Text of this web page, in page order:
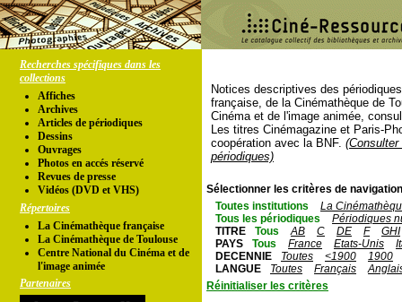
Recherches spécifiques dans les
collections
Affiches
Archives
Articles de périodiques
Dessins
Ouvrages
Photos en accés réservé
Revues de presse
Vidéos (DVD et VHS)
Répertoires
La Cinémathèque française
La Cinémathèque de Toulouse
Centre National du Cinéma et de
l'image animée
Partenaires
Notices descriptives des
française, de la Cinémathèque de
Cinéma et de l'image animée,
Les titres Cinémagazine et Paris-
coopération avec la BNF.
périodiques)
Sélectionner les critères de
Toutes institutions
La
Tous les périodiques
Périodiques
TITRE
Tous AB C DE F
GHI
PAYS
Tous France Etats-Unis
DECENNIE
Toutes <1900
1900
LANGUE
Toutes Français
Réinitialiser les critères